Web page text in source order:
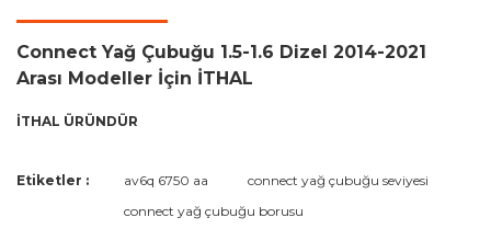
Connect Yağ Çubuğu 1.5-1.6 Dizel 2014-2021
Arası Modeller İçin İTHAL
İTHAL ÜRÜNDÜR
Bu ürüne ilk yorumu siz yapın!
Bu ürünün fiyat bilgisi, resim, ürün açıklamalarında ve diğer
kullanarak tarafımıza iletebilirsiniz.
Etiketler : av6q 6750 aa
connect yağ çubuğu seviyesi
connect yağ çubuğu borusu